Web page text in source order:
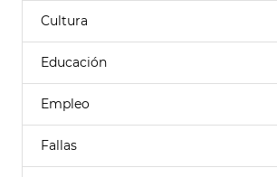
Cultura
Educación
Empleo
Fallas